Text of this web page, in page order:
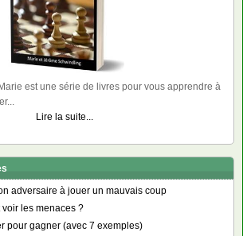
est une série de livres pour vous apprendre à
Lire la suite...
adversaire à jouer un mauvais coup
les menaces ?
pour gagner (avec 7 exemples)